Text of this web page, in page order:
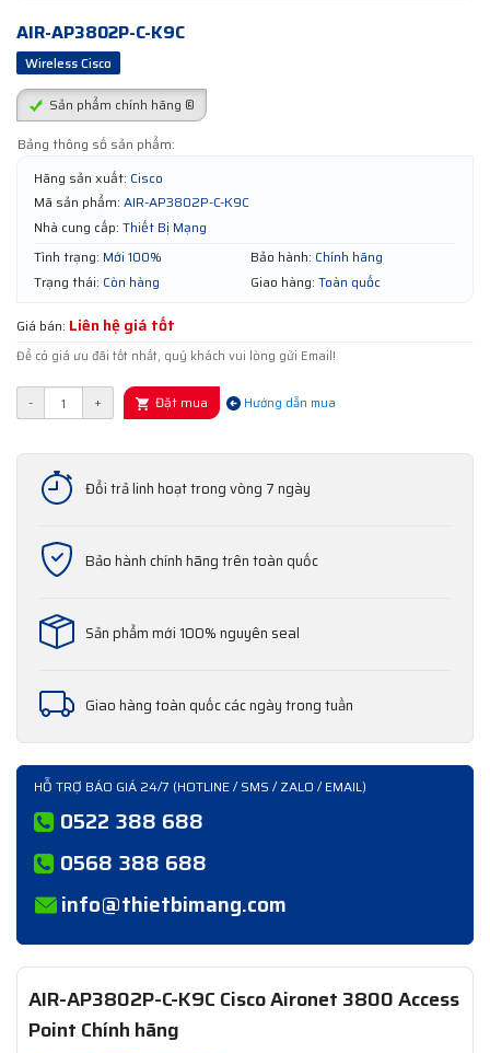
AIR-AP3802P-C-K9C
Wireless Cisco
Sản phẩm chính hãng ®
Bảng thông số sản phẩm:
Hãng sản xuất: Cisco
Mã sản phẩm: AIR-AP3802P-C-K9C
Nhà cung cấp: Thiết Bị Mạng
Tình trạng: Mới 100% Bảo hành: Chính hãng
Trạng thái: Còn hàng Giao hàng: Toàn quốc
Giá bán: Liên hệ giá tốt
Để có giá ưu đãi tốt nhất, quý khách vui lòng gửi Email!
- + Đặt mua Hướng dẫn mua
Đổi trả linh hoạt trong vòng 7 ngày
Bảo hành chính hãng trên toàn quốc
Sản phẩm mới 100% nguyên seal
Giao hàng toàn quốc các ngày trong tuần
HỖ TRỢ BÁO GIÁ 24/7 (HOTLINE / SMS / ZALO / EMAIL)
0522 388 688
0568 388 688
info@thietbimang.com
AIR-AP3802P-C-K9C Cisco Aironet 3800 Access
Point Chính hãng